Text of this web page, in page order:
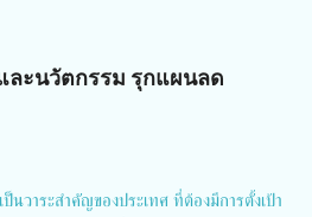
ละนวัตกรรม รุกแผนลด
วาระสำคัญของประเทศ ที่ต้องมีการตั้งเป้า